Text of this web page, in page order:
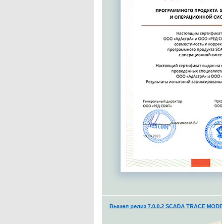
Вышел релиз 7.0.0.2 SCADA TRACE